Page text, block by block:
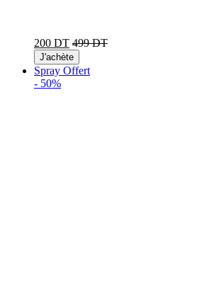
200 DT 499 DT
J'achète
Spray Offert
- 50%